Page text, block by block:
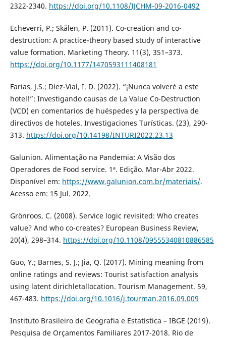
2322-2340. https://doi.org/10.1108/IJCHM-09-2016-0492
Echeverri, P.; Skålen, P. (2011). Co-creation and co-
destruction: A practice-theory based study of interactive
value formation. Marketing Theory. 11(3), 351–373.
https://doi.org/10.1177/1470593111408181
Farias, J.S.; Díez-Vial, I. D. (2022). “¡Nunca volveré a este
hotel!”: Investigando causas de La Value Co-Destruction
(VCD) en comentarios de huéspedes y la perspectiva de
directivos de hoteles. Investigaciones Turísticas. (23), 290-
313. https://doi.org/10.14198/INTURI2022.23.13
Galunion. Alimentação na Pandemia: A Visão dos
Operadores de Food service. 1ª. Edição. Mar-Abr 2022.
Disponível em: https://www.galunion.com.br/materiais/.
Acesso em: 15 Jul. 2022.
Grönroos, C. (2008). Service logic revisited: Who creates
value? And who co-creates? European Business Review,
20(4), 298–314. https://doi.org/10.1108/09555340810886585
Guo, Y.; Barnes, S. J.; Jia, Q. (2017). Mining meaning from
online ratings and reviews: Tourist satisfaction analysis
using latent dirichletallocation. Tourism Management. 59,
467-483. https://doi.org/10.1016/j.tourman.2016.09.009
Instituto Brasileiro de Geografia e Estatística – IBGE (2019).
Pesquisa de Orçamentos Familiares 2017-2018. Rio de